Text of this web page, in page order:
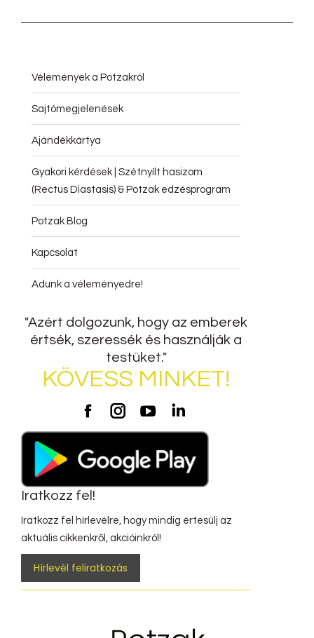
Vélemények a Potzakról
Sajtómegjelenések
Ajándékkártya
Gyakori kérdések | Szétnyílt hasizom
(Rectus Diastasis) & Potzak edzésprogram
Potzak Blog
Kapcsolat
Adunk a véleményedre!
"Azért dolgozunk, hogy az emberek
értsék, szeressék és használják a
testüket."
KÖVESS MINKET!
Potzak
Facebook
Potzak
Instagram
Potzak
Youtube
Potzak
LinkedIn
Iratkozz fel!
Iratkozz fel hírlevélre, hogy mindig értesülj az
aktuális cikkenkről, akcióinkról!
Hírlevél feliratkozás